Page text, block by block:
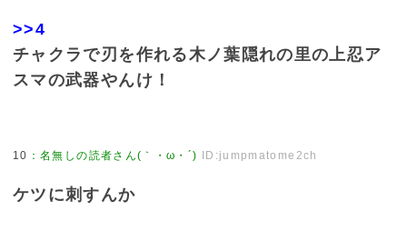
>>4
チャクラで刃を作れる木ノ葉隠れの里の上忍ア
スマの武器やんけ！
10 ：名無しの読者さん(｀・ω・´) ID:jumpmatome2ch
ケツに刺すんか